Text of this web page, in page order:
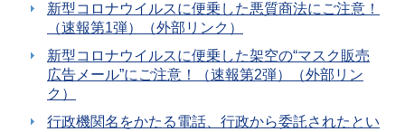
新型コロナウイルスに便乗した悪質商法にご注意！
（速報第1弾）（外部リンク）
新型コロナウイルスに便乗した架空の“マスク販売
広告メール”にご注意！（速報第2弾）（外部リン
ク）
行政機関名をかたる電話、行政から委託されたとい